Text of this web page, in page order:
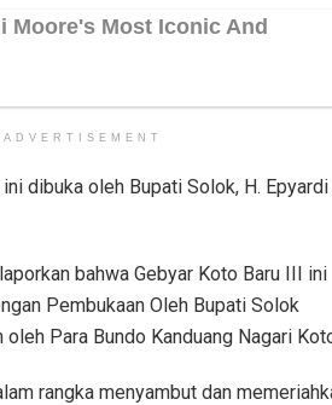
ADVERTISEMENT
dibuka oleh Bupati Solok, H.
bahwa Gebyar Koto Baru III ini
Pembukaan Oleh Bupati Solok
Para Bundo Kanduang Nagari
rangka menyambut dan